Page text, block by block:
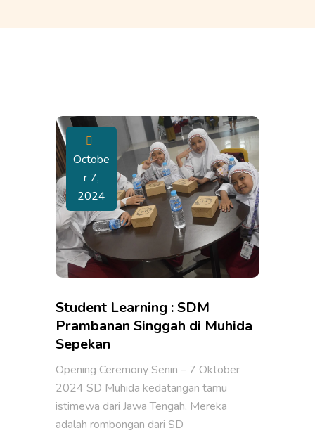
Octobe
R 7,
2024
Student Learning : SDM
Prambanan Singgah di Muhida
Sepekan
Opening Ceremony Senin – 7 Oktober
2024 SD Muhida kedatangan tamu
istimewa dari Jawa Tengah, Mereka
adalah rombongan dari SD